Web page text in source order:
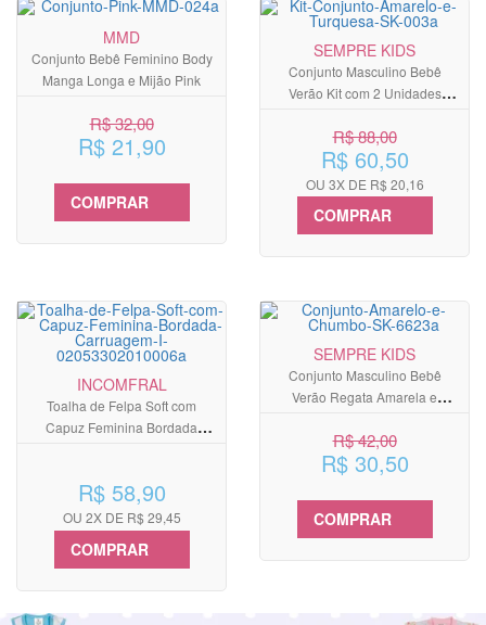
MMD
Conjunto Bebê Feminino Body
Manga Longa e Mijão Pink
R$ 32,00
R$ 21,90
COMPRAR
SEMPRE KIDS
Conjunto Masculino Bebê
Verão Kit com 2 Unidades
R$ 88,00
R$ 60,50
OU 3X DE R$ 20,16
COMPRAR
INCOMFRAL
Toalha de Felpa Soft com
Capuz Feminina Bordada
R$ 58,90
OU 2X DE R$ 29,45
COMPRAR
SEMPRE KIDS
Conjunto Masculino Bebê
Verão Regata Amarela e
R$ 42,00
R$ 30,50
COMPRAR